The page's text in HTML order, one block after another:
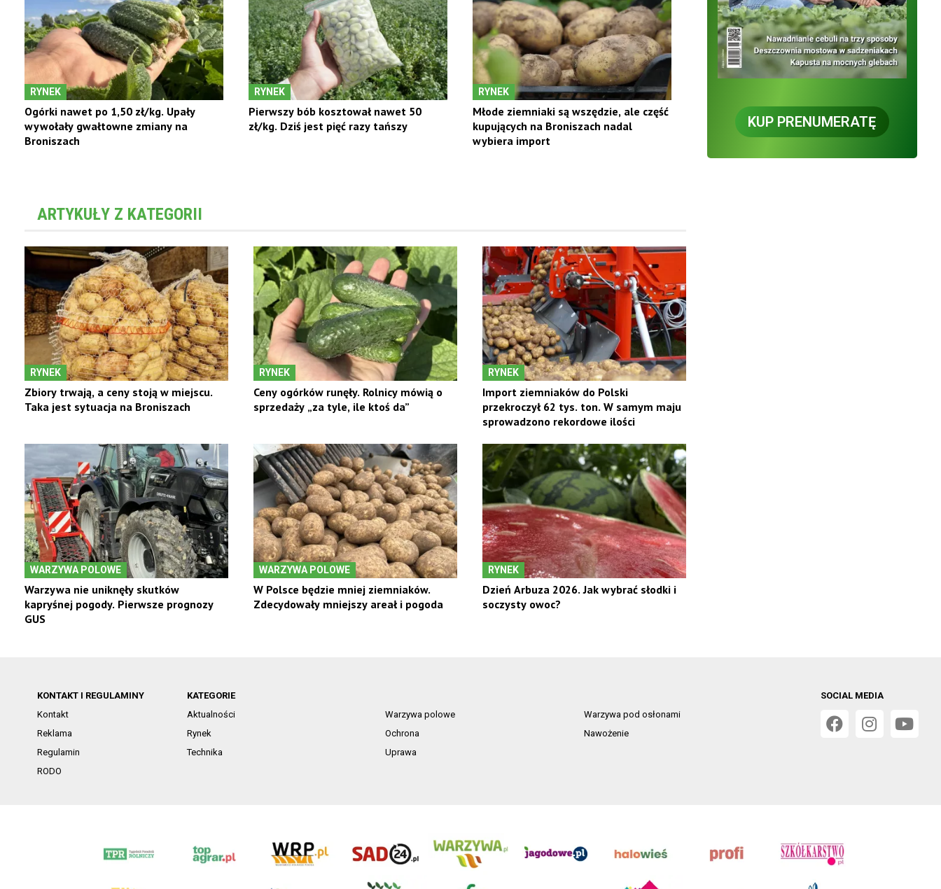
RYNEK
Ogórki nawet po 1,50 zł/kg. Upały
wywołały gwałtowne zmiany na
Broniszach
RYNEK
Pierwszy bób kosztował nawet 50
zł/kg. Dziś jest pięć razy tańszy
RYNEK
Młode ziemniaki są wszędzie, ale część
kupujących na Broniszach nadal
wybiera import
ARTYKUŁY Z KATEGORII
RYNEK
Zbiory trwają, a ceny stoją w miejscu.
Taka jest sytuacja na Broniszach
RYNEK
Ceny ogórków runęły. Rolnicy mówią o
sprzedaży „za tyle, ile ktoś da”
RYNEK
Import ziemniaków do Polski
przekroczył 62 tys. ton. W samym maju
sprowadzono rekordowe ilości
WARZYWA POLOWE
Warzywa nie uniknęły skutków
kapryśnej pogody. Pierwsze prognozy
GUS
WARZYWA POLOWE
W Polsce będzie mniej ziemniaków.
Zdecydowały mniejszy areał i pogoda
RYNEK
Dzień Arbuza 2026. Jak wybrać słodki i
soczysty owoc?
KUP PRENUMERATĘ
KONTAKT I REGULAMINY
Kontakt
Reklama
Regulamin
RODO
KATEGORIE
Aktualności
Warzywa polowe
Warzywa pod osłonami
Rynek
Ochrona
Nawożenie
Technika
Uprawa
SOCIAL MEDIA